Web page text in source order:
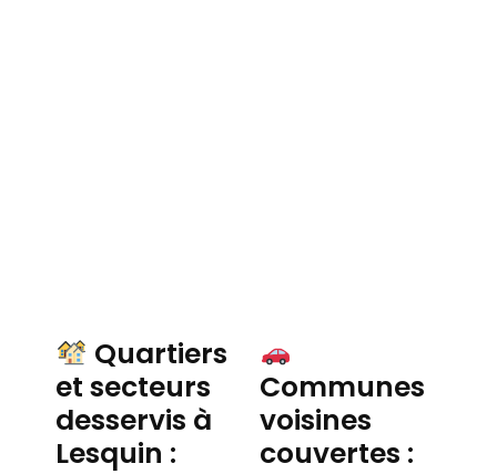
Quartiers
et secteurs
desservis à
Lesquin :
Communes
voisines
couvertes :